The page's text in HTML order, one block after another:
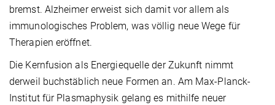
bremst. Alzheimer erweist sich damit vor allem als
immunologisches Problem, was völlig neue Wege für
Therapien eröffnet.
Die Kernfusion als Energiequelle der Zukunft nimmt
derweil buchstäblich neue Formen an. Am Max-Planck-
Institut für Plasmaphysik gelang es mithilfe neuer